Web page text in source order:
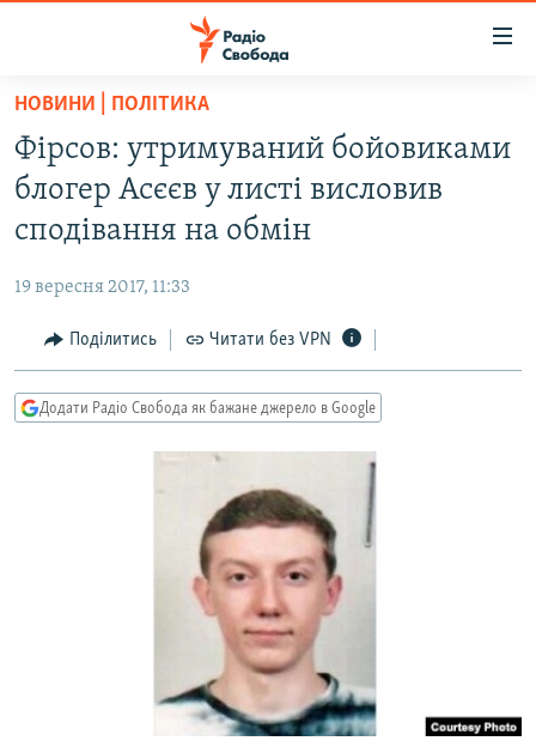
Перейти
основного
матеріалу
до
основної
навігації
Перейти
до
пошуку
ВСЕ ЗА ДОБУ
СТАТТІ
ЕКОНОМІКА
СУСПІЛЬСТВО
РОСІЙСЬКА «ФІЛЬТРАЦІЯ»
ДОНБАС.РЕАЛІЇ
ТИ ЯК?
НОВИНИ | ПОЛІТИКА
Фірсов: утримуваний бойовиками
блогер Асєєв у листі висловив
сподівання на обмін
19 вересня 2017, 11:33
Поділитись Читати без VPN
Додати Радіо Свобода як бажане джерело в Google